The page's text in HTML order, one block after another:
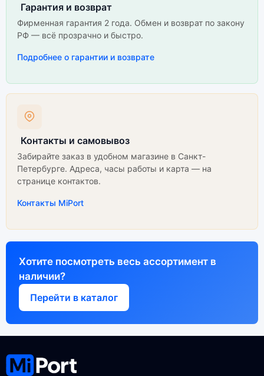
Гарантия и возврат
Фирменная гарантия 2 года. Обмен и возврат по закону
РФ — всё прозрачно и быстро.
Подробнее о гарантии и возврате
Контакты и самовывоз
Забирайте заказ в удобном магазине в Санкт-
Петербурге. Адреса, часы работы и карта — на
странице контактов.
Контакты MiPort
Хотите посмотреть весь ассортимент в
наличии?
Перейти в каталог